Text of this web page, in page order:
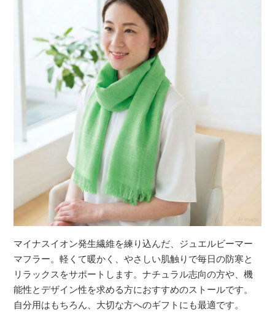
マイナスイオン発生繊維を練り込んだ、ジュエルビーマー
マフラー。軽くて暖かく、やさしい肌触りで毎日の防寒と
リラックスをサポートします。ナチュラル志向の方や、機
能性とデザイン性を求める方におすすめのストールです。
自分用はもちろん、大切な方へのギフトにも最適です。